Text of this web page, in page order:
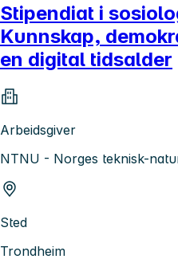
Stipendiat i
Kunnskap,
en digital tidsalder
Arbeidsgiver
NTNU - Norges teknisk-
Sted
Trondheim